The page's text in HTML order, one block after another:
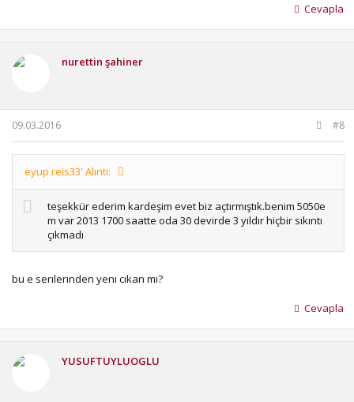
Cevapla
nurettin şahiner
09.03.2016 #8
eyup reis33' Alıntı:
teşekkür ederim kardeşim evet biz açtırmıştık.benim 5050e
m var 2013 1700 saatte oda 30 devirde 3 yıldır hiçbir sıkıntı
çıkmadı
bu e serılerınden yenı cıkan mı?
Cevapla
YUSUFTUYLUOGLU